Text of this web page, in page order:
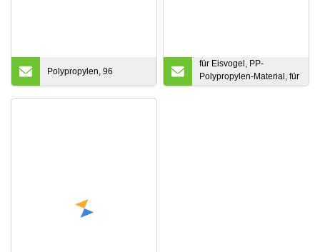
Polypropylen, 96
für Eisvogel, PP-
Polypropylen-Material, für
96 Deep Well Plat, PCR-